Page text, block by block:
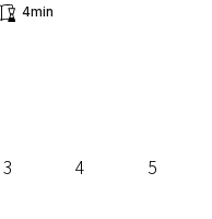
4min
3 4 5